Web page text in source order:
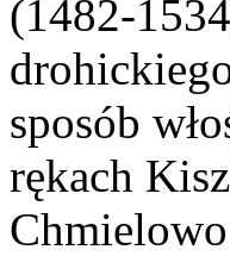
(1482-
sposób
rękach